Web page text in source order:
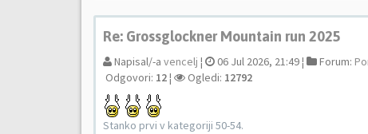
Re: Grossglockner Mountain run 2025
Napisal/-a vencelj ¦ 06 Jul 2026, 21:49 ¦ Forum:
Odgovori: 12¦ Ogledi: 12792
Stanko prvi v kategoriji 50-54.